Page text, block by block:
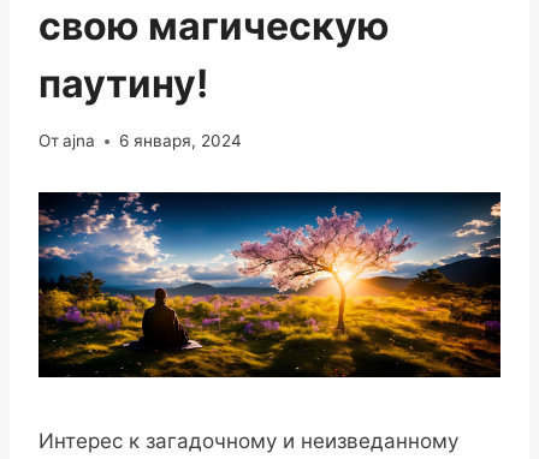
свою магическую
паутину!
Отajna 6 января, 2024
Интерес к загадочному и неизведанному